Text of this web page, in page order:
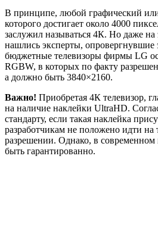
Однако такой большой интервал в
что даже при частоте 30 кадров
отражать плавное движение и
Стартовая отметка начинается
секунду.
Обратите внимание!Разрешение
Так Ultra HD находится на третьем
пикселей в картинке. Первое место
4К с разрешением 4096×3072, в
свыше 12 миллионов пикселей.